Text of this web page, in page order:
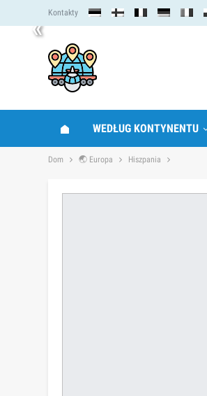
« Kontakty
WEDŁUG KONTYNENTU
Dom 🌏 Europa Hiszpania